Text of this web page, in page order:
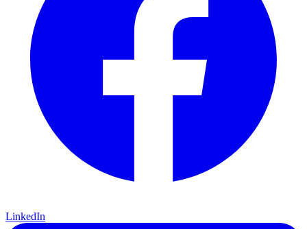
LinkedIn